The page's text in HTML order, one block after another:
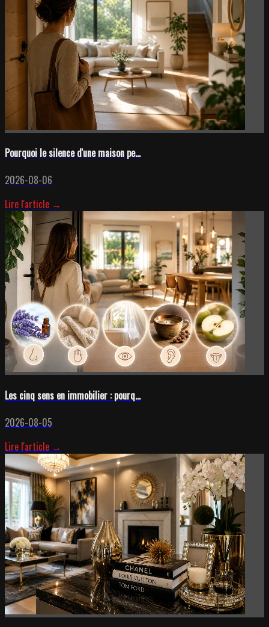
Pourquoi le silence d'une maison pe...
2026-08-06
Lire l'article →
Les cinq sens en immobilier : pourq...
2026-08-05
Lire l'article →